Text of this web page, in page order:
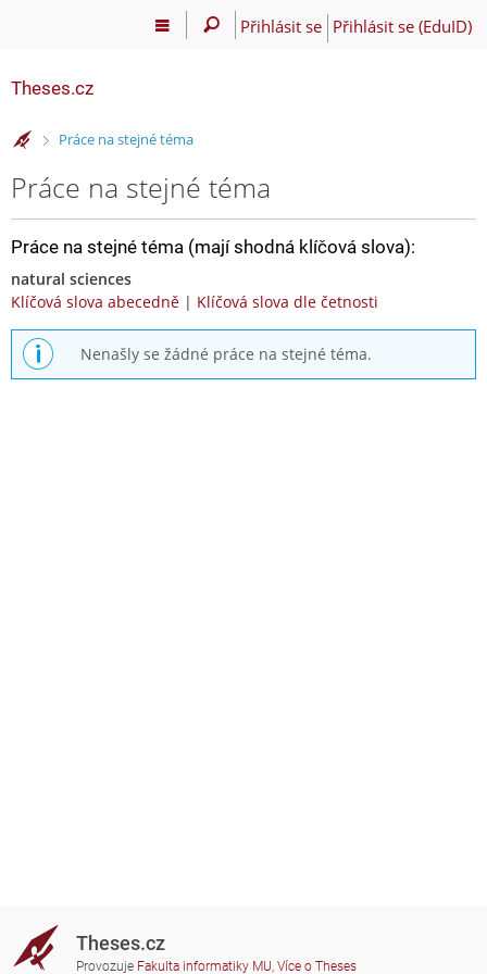
Přihlásit se Přihlásit se (EduID)
Theses.cz
>Práce na stejné téma
Práce na stejné téma
Práce na stejné téma (mají shodná klíčová slova):
natural sciences
Klíčová slova abecedně | Klíčová slova dle četnosti
Nenašly se žádné práce na stejné téma.
Theses.cz
Provozuje Fakulta informatiky MU, Více o Theses